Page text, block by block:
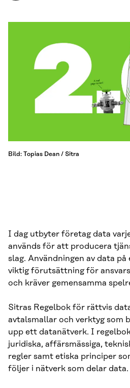
Bild: Topias Dean / Sitra
I dag utbyter företag data
används för att producera
slag. Användningen av data
viktig förutsättning för
och kräver gemensamma
Sitras Regelbok för rättvis
avtalsmallar och verktyg som
upp ett datanätverk. I
juridiska, affärsmässiga,
regler samt etiska principer
följer i nätverk som delar data.